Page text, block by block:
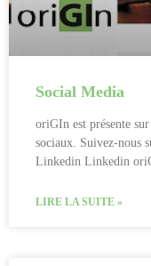
Social Media
oriGIn est présente
sociaux. Suivez-nous
Linkedin Linkedin
LIRE LA SUITE »